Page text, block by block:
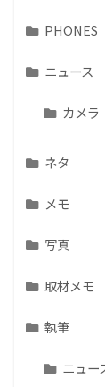
PHONES
ニュース
カメラ
ネタ
メモ
写真
取材メモ
執筆
ニュー